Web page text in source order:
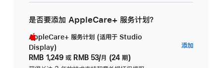
是否要添加 AppleCare+ 服务计划？
AppleCare+ 服务计划 (适用于 Studio
Display)
RMB 1,249 或 RMB 53/月 (24 期)
添加